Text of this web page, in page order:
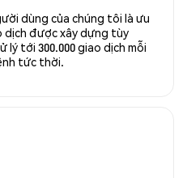
dùng của chúng tôi là ưu
dịch được xây dựng tùy
lý tới 300.000 giao dịch mỗi
tức thời.